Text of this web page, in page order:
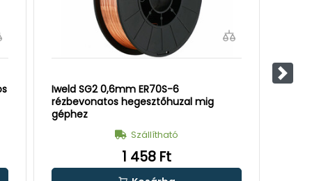
Iweld SG2 0,6mm ER70S-6
rézbevonatos hegesztőhuzal mig
géphez
Szállítható
1 458 Ft